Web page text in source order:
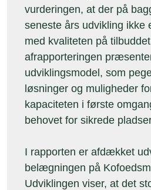
vurderingen, at der på
seneste års udvikling ikke
med kvaliteten på
afrapporteringen
udviklingsmodel, som
løsninger og muligheder
kapaciteten i første
behovet for sikrede
I rapporten er afdækket
belægningen på
Udviklingen viser, at det